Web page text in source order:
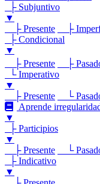
├ Subjuntivo
▼
├ Presente
├
├ Condicional
▼
├ Presente
├
└ Imperativo
▼
├ Presente
└
Aprende
▼
├ Participios
▼
├ Presente
└
├ Indicativo
▼